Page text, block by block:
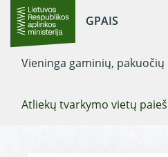
GPAIS
Vieninga gaminių,
Atliekų tvarkymo vietų